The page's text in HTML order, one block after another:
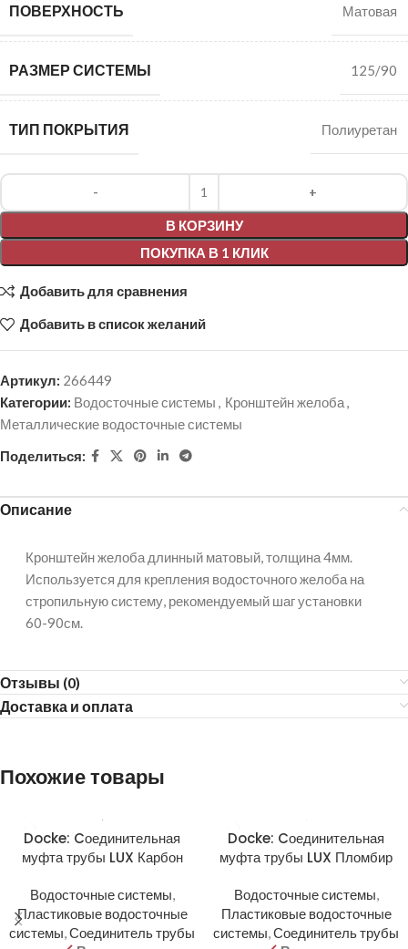
ПОВЕРХНОСТЬ Матовая
РАЗМЕР СИСТЕМЫ 125/90
ТИП ПОКРЫТИЯ Полиуретан
В КОРЗИНУ
ПОКУПКА В 1 КЛИК
Alternative:
Добавить для сравнения
Добавить в список желаний
Артикул: 266449
Категории: Водосточные системы Кронштейн желоба
Металлические водосточные системы
Поделиться:
Описание
Кронштейн желоба длинный матовый, толщина 4мм.
Используется для крепления водосточного желоба на
стропильную систему, рекомендуемый шаг установки
60-90см.
Отзывы (0)
Доставка и оплата
Похожие товары
Docke: Cоединительная
муфта трубы LUX Карбон
Водосточные системы
Пластиковые водосточные
системы Соединитель трубы
Docke: Cоединительная
муфта трубы LUX Пломбир
Водосточные системы
Пластиковые водосточные
системы Соединитель трубы